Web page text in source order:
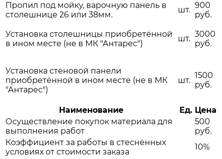
Пропил под мойку, варочную панель в
столешнице 26 или 38мм.
шт. 900
руб.
Установка столешницы приобретённой
в ином месте (не в МК "Антарес")
шт. 3000
руб.
Установка стеновой панели
приобретённой в ином месте (не в МК
"Антарес")
шт.
1500
руб.
Наименование Ед. Цена
Осуществление покупок материала для
выполнения работ
500
руб.
Коэффициент за работы в стеснённых
условиях от стоимости заказа
10%